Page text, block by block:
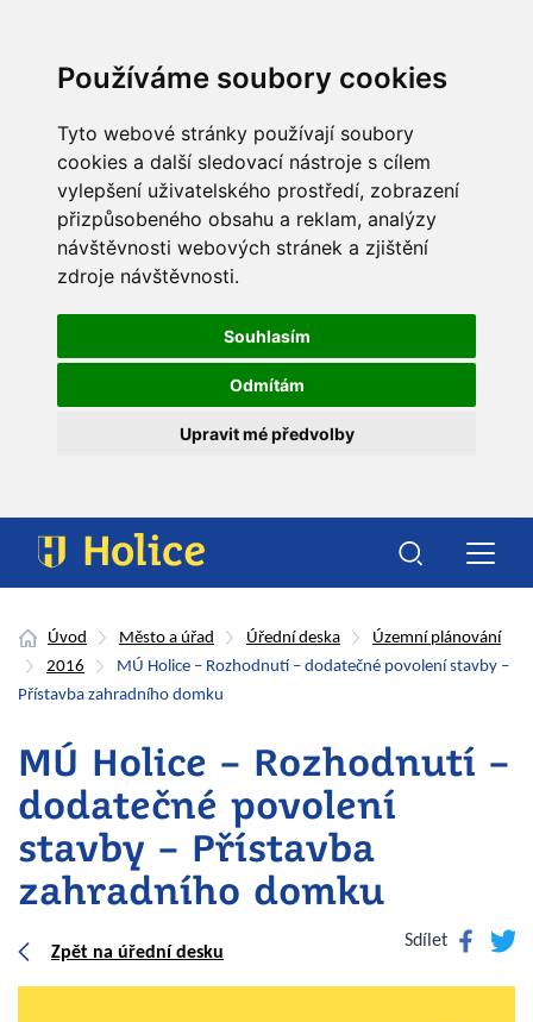
Používáme soubory cookies
Tyto webové stránky používají soubory
cookies a další sledovací nástroje s cílem
vylepšení uživatelského prostředí, zobrazení
přizpůsobeného obsahu a reklam, analýzy
návštěvnosti webových stránek a zjištění
zdroje návštěvnosti.
Souhlasím
Odmítám
Upravit mé předvolby
Úvod Město a úřad Úřední deska
Územní plánování
2016
MÚ Holice – Rozhodnutí – dodatečné povolení stavby –
Přístavba zahradního domku
MÚ Holice – Rozhodnutí –
dodatečné povolení
stavby – Přístavba
zahradního domku
Zpět na úřední desku
Sdílet Facebook